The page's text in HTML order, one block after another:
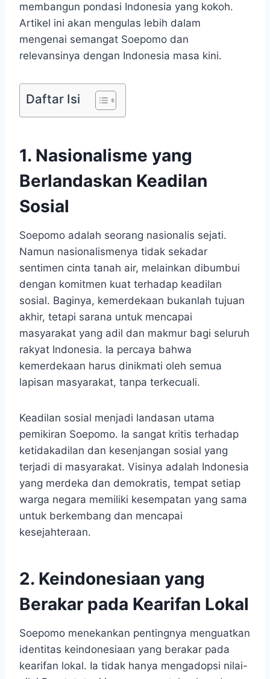
membangun pondasi Indonesia yang kokoh.
Artikel ini akan mengulas lebih dalam
mengenai semangat Soepomo dan
relevansinya dengan Indonesia masa kini.
Daftar Isi
1. Nasionalisme yang
Berlandaskan Keadilan
Sosial
Soepomo adalah seorang nasionalis sejati.
Namun nasionalismenya tidak sekadar
sentimen cinta tanah air, melainkan dibumbui
dengan komitmen kuat terhadap keadilan
sosial. Baginya, kemerdekaan bukanlah tujuan
akhir, tetapi sarana untuk mencapai
masyarakat yang adil dan makmur bagi seluruh
rakyat Indonesia. Ia percaya bahwa
kemerdekaan harus dinikmati oleh semua
lapisan masyarakat, tanpa terkecuali.
Keadilan sosial menjadi landasan utama
pemikiran Soepomo. Ia sangat kritis terhadap
ketidakadilan dan kesenjangan sosial yang
terjadi di masyarakat. Visinya adalah Indonesia
yang merdeka dan demokratis, tempat setiap
warga negara memiliki kesempatan yang sama
untuk berkembang dan mencapai
kesejahteraan.
2. Keindonesiaan yang
Berakar pada Kearifan Lokal
Soepomo menekankan pentingnya menguatkan
identitas keindonesiaan yang berakar pada
kearifan lokal. Ia tidak hanya mengadopsi nilai-